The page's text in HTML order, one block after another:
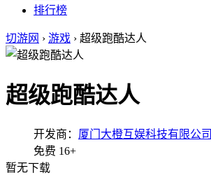
排行榜
切游网 › 游戏 › 超级跑酷达人
超级跑酷达人
开发商： 厦门大橙互娱科技有限公司
免费 16+
暂无下载